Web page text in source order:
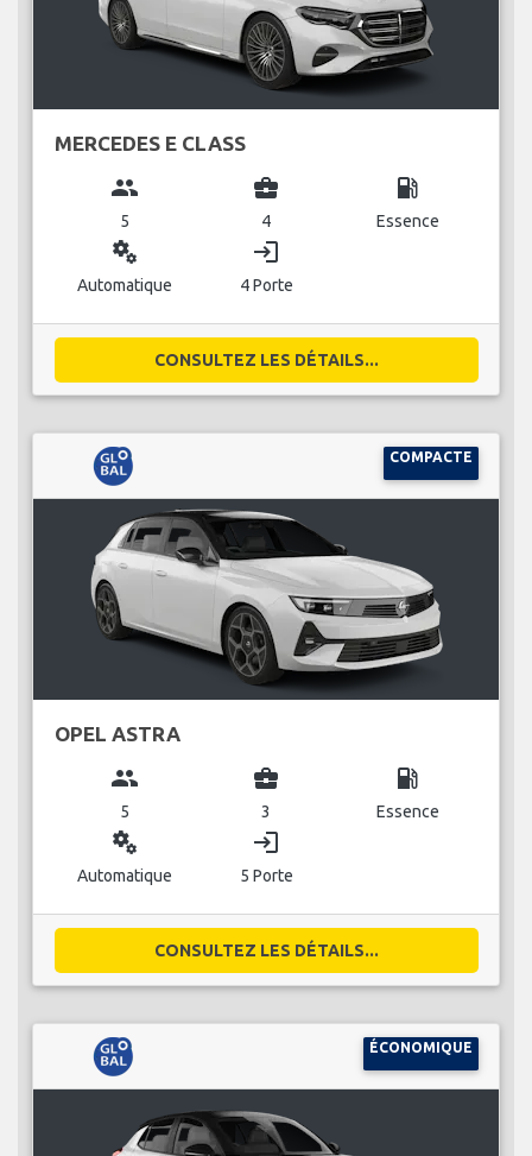
MERCEDES E CLASS
group
5
business_center
4
local_gas_station
Essence
miscellaneous_services
Automatique
login
4 Porte
CONSULTEZ LES DÉTAILS...
COMPACTE
OPEL ASTRA
group
5
business_center
3
local_gas_station
Essence
miscellaneous_services
Automatique
login
5 Porte
CONSULTEZ LES DÉTAILS...
ÉCONOMIQUE